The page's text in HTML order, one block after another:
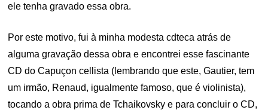
ele tenha gravado essa obra.
Por este motivo, fui à minha modesta cdteca atrás de
alguma gravação dessa obra e encontrei esse fascinante
CD do Capuçon cellista (lembrando que este, Gautier, tem
um irmão, Renaud, igualmente famoso, que é violinista),
tocando a obra prima de Tchaikovsky e para concluir o CD,